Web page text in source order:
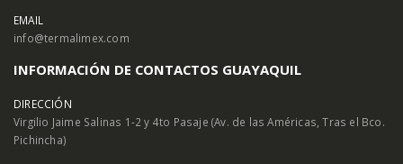
EMAIL
info@termalimex.com
INFORMACIÓN DE CONTACTOS GUAYAQUIL
DIRECCIÓN
Virgilio Jaime Salinas 1-2 y 4to Pasaje (Av. de las Américas, Tras el Bco.
Pichincha)